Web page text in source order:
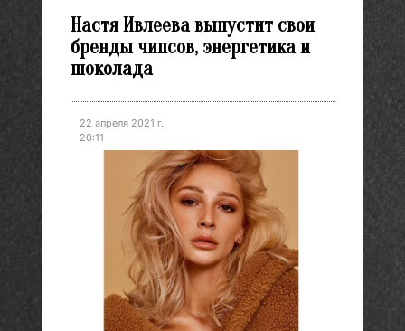
Настя Ивлеева выпустит свои
бренды чипсов, энергетика и
шоколада
22 апреля 2021 г.
20:11